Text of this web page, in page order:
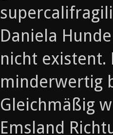
Daniela
nicht existent.
minderwertig
Gleichmäßig
Emsland